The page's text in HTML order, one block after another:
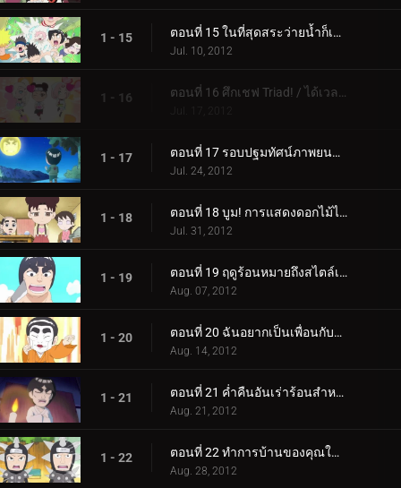
1 - 15 ตอนที่ 15 ในที่สุดสระว่ายน้ำก็เปิดแล้ว! / สวนสนุกริมสระน้ำโอโรจิแสนสุข!
Jul. 10, 2012
1 - 16
Jul. 17, 2012
1 - 17 ตอนที่ 17 รอบปฐมทัศน์ภาพยนตร์นารูโตะใหม่! / ไปดูหนังนารูโตะเรื่องใหม่กันเถอะ!
Jul. 24, 2012
1 - 18 ตอนที่ 18 บูม! การแสดงดอกไม้ไฟชิโนบิ! / ปัง! เท็นเท็นทำตัวแปลกๆ!
Jul. 31, 2012
1 - 19 ตอนที่ 19 ฤดูร้อนหมายถึงสไตล์เปลือกหอย! / สงครามแตงโม!
Aug. 07, 2012
1 - 20 ตอนที่ 20 ฉันอยากเป็นเพื่อนกับกาอาระ! / การจู่โจมของนักต้มตุ๋นร็อค ลี
Aug. 14, 2012
1 - 21 ตอนที่ 21 ค่ำคืนอันเร่าร้อนสำหรับเรื่องราวอันแสนผ่อนคลาย / น้ำตาของโฮคาเงะไม่ได้มีไว้เพื่อการตกแต่ง
Aug. 21, 2012
1 - 22 ตอนที่ 22 ทำการบ้านของคุณในนาทีสุดท้ายเสมอ! / ห้อง 3-ลี! พวกเราคือทีม Guy!
Aug. 28, 2012